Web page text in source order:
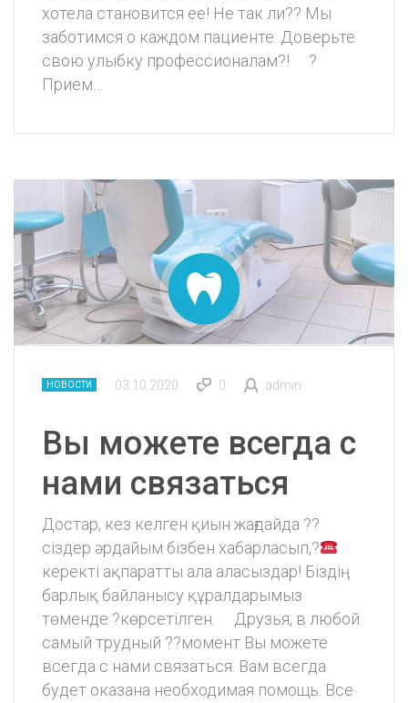
хотела становится ее! Не так ли?? Мы
заботимся о каждом пациенте. Доверьте
свою улыбку профессионалам?! ⠀ ?
Прием…
НОВОСТИ 03.10.2020 0 admin
Вы можете всегда с
нами связаться
Достар, кез келген қиын жағдайда ??
сіздер əрдайым бізбен хабарласып,?
керекті ақпаратты ала аласыздар! Біздің
барлық байланысу құралдарымыз
төменде ?көрсетілген. ⠀ Друзья, в любой
самый трудный ??момент Вы можете
всегда с нами связаться. Вам всегда
будет оказана необходимая помощь. Все